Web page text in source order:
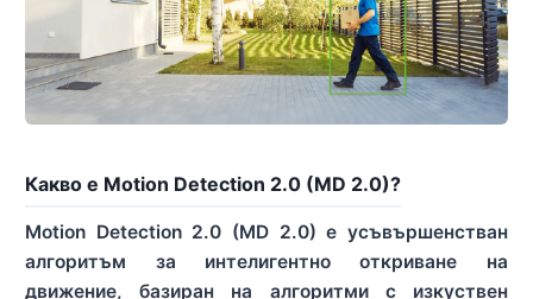
Какво е Motion Detection 2.0 (MD 2.0)?
Motion Detection 2.0 (MD 2.0) е усъвършенстван
алгоритъм за интелигентно откриване на
движение, базиран на алгоритми с изкуствен